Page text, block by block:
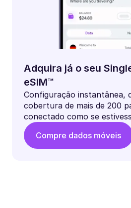
Adquira já o seu
eSIM™
Configuração instantânea,
cobertura de mais de 200
conectado como se
Compre dados móveis